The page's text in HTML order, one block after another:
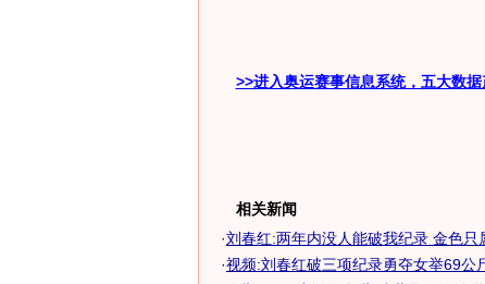
>>进入奥运赛事信息系统，五大数
相关新闻
·刘春红:两年内没人能破我纪录 金色只
·视频:刘春红破三项纪录勇夺女举69公